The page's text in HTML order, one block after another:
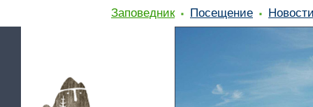
Заповедник Посещение